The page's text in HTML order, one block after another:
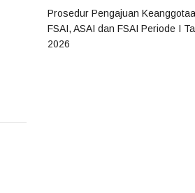
Prosedur Pengajuan
FSAI, ASAI dan FSAI Periode I
2026